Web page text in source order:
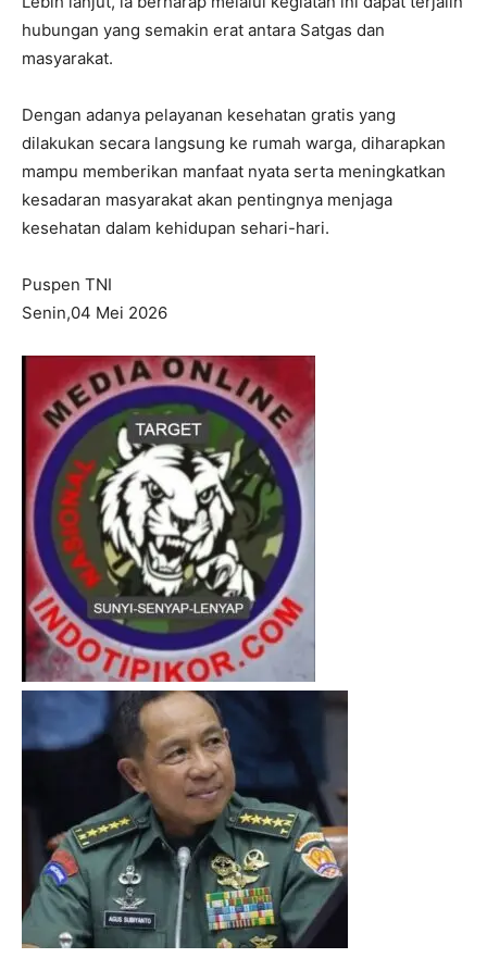
I WANT IN
I've read and accept thePrivacy Policy.
hubungan yang semakin erat antara Satgas dan
masyarakat.
Dengan adanya pelayanan kesehatan gratis yang
dilakukan secara langsung ke rumah warga, diharapkan
mampu memberikan manfaat nyata serta meningkatkan
kesadaran masyarakat akan pentingnya menjaga
kesehatan dalam kehidupan sehari-hari.
Puspen TNI
Senin,04 Mei 2026